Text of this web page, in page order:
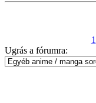
1
Ugrás a fórumra: